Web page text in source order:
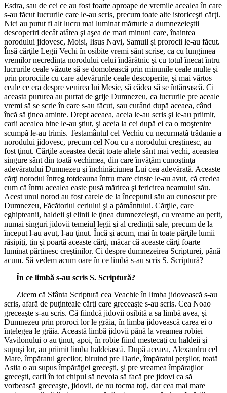
Esdra, sau de cei ce au fost foarte aproape de vremile acealea în care
s-au făcut lucrurile care le-au scris, precum toate alte istoriceşti cărţi.
Nici au putut fi alt lucru mai luminat mărturie a dumnezeieştii
descoperiri decât atâtea şi aşea de mari minuni care, înaintea
norodului jidovesc, Moisi, Iisus Navi, Samuil şi prorocii le-au făcut.
Însă cărţile Legii Vechi în osibite vremi sânt scrise, ca cu lungimea
vremilor necredinţa norodului celui îndărătnic şi cu totul înecat întru
lucrurile ceale văzute să se domolească prin minunile ceale multe şi
prin prorociile cu care adevărurile ceale descoperite, şi mai vârtos
ceale ce era despre venirea lui Mesie, să cădea să se întărească. Ci
aceasta pururea au purtat de grije Dumnezeu, ca lucrurile pre aceale
vremi să se scrie în care s-au făcut, sau curând după aceaea, când
încă să ţinea aminte. Drept aceaea, aceia le-au scris şi le-au priimit,
carii acealea bine le-au ştiut, şi aceia la cei după ei ca o moştenire
scumpă le-au trimis. Testamântul cel Vechiu cu necurmată trădanie a
norodului jidovesc, precum cel Nou cu a norodului creştinesc, au
fost ţinut. Cărţile aceastea decât toate altele sânt mai vechi, aceastea
singure sânt din toată vechimea, din care învăţăm cunoştinţa
adevăratului Dumnezeu şi închinăciunea Lui cea adevărată. Aceaste
cărţi norodul întreg totdeauna întru mare cinste le-au avut, că credea
cum că întru acealea easte pusă mărirea şi fericirea neamului său.
Acest unul norod au fost carele de la începutul său au cunoscut pre
Dumnezeu, Făcătoriul ceriului şi a pământului. Cărţile, care
eghipteanii, haldeii şi elinii le ţinea dumnezeieşti, cu vreame au perit,
numai singuri jidovii temeiul legii şi al credinţii sale, precum de la
început l-au avut, l-au ţinut. Încă şi acum, mai în toate părţile lumii
râsipiţi, ţin şi poartă aceaste cărţi, măcar că aceaste cărţi foarte
luminat părtinesc creştinilor. Ci despre dumnezeirea Scripturei, până
acum. Să vedem acum oare în ce limbă s-au scris S. Scriptură?
În ce limbă s-au scris S. Scriptură?
Zicem că Sfânta Scriptură cea Veachie în limba jidovească s-au
scris, afară de puţinteale cărţi care greceaşte s-au scris. Cea Noao
greceaşte s-au scris. Că fiindcă jidovii osibită a sa limbă avea, şi
Dumnezeu prin proroci lor le grăia, în limba jidovească carea ei o
înţelegea le grăia. Această limbă jidovii până la vreamea robiei
Vavilonului o au ţinut, apoi, în robie fiind mestecaţi cu haldeii şi
supuşi lor, au priimit limba haldeiască. După aceaea, Alexandru cel
Mare, împăratul grecilor, biruind pre Darie, împăratul perşilor, toată
Asiia o au supus împărăţiei greceşti, şi pre vreamea împăraţilor
greceşti, carii în tot chipul să nevoia să facă pre jidovi ca să
vorbească greceaşte, jidovii, de nu tocma toţi, dar cea mai mare